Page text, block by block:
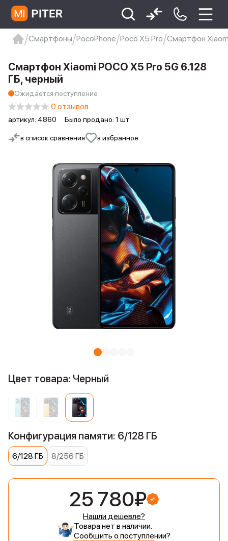
Xiaomi 9 про
xiaomi redmi 12c
Смартфоны PocoPhone Poco X5 Pro Смартфон
в список сравнения в избранное
Смартфон Xiaomi POCO X5 Pro 5G 6.128
ГБ, черный
Ожидается поступление
артикул: 4860 Было продано: 1 шт
0 отзывов
Цвет товара: Черный
Конфигурация памяти: 6/128 ГБ
6/128 ГБ 8/256 ГБ
25 780₽
Нашли дешевле?
Товара нет в наличии.
Сообщить о поступлении?